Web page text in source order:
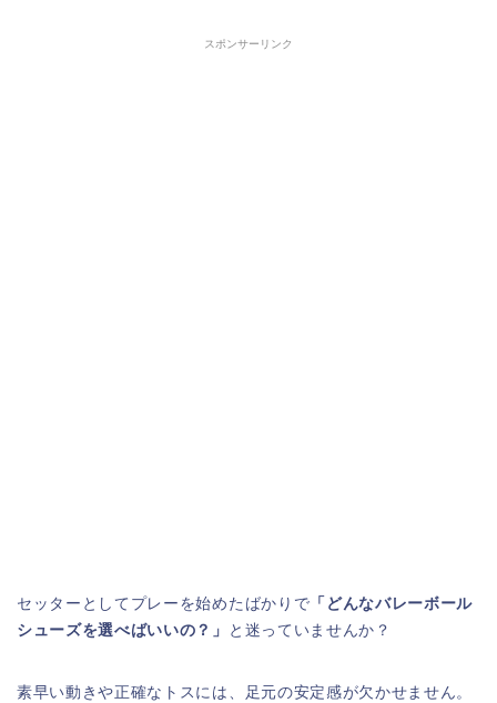
スポンサーリンク
セッターとしてプレーを始めたばかりで 「どんなバレーボール
シューズを選べばいいの？」
と迷っていませんか？
素早い動きや正確なトスには、足元の安定感が欠かせません。